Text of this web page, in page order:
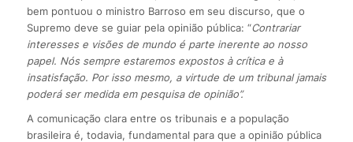
bem pontuou o ministro Barroso em seu discurso, que o
Supremo deve se guiar pela opinião pública: “Contrariar
interesses e visões de mundo é parte inerente ao nosso
papel. Nós sempre estaremos expostos à crítica e à
insatisfação. Por isso mesmo, a virtude de um tribunal jamais
poderá ser medida em pesquisa de opinião”.
A comunicação clara entre os tribunais e a população
brasileira é, todavia, fundamental para que a opinião pública